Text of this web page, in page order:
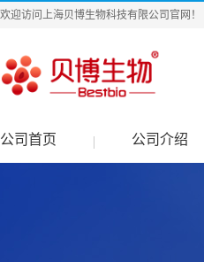
欢迎访问上海贝博生物科技有限公司官网！
公司首页 公司介绍